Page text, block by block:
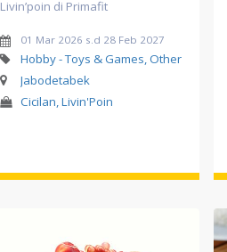
Livin’poin di Primafit
01 Mar 2026 s.d 28 Feb 2027
Hobby - Toys & Games, Other
Jabodetabek
Cicilan, Livin'Poin